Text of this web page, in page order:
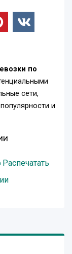
по
сети,
и
Распечатать